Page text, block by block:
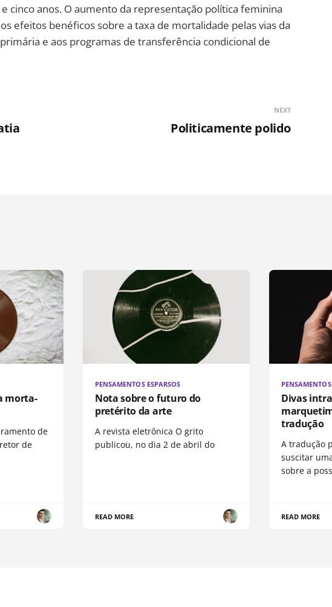
cinco anos. O aumento da representação política feminina
efeitos benéficos sobre a taxa de mortalidade pelas vias da
e aos programas de transferência condicional de
NEXT
Politicamente polido
morta-
de
de
PENSAMENTOS ESPARSOS
Nota sobre o futuro do
pretérito da arte
A revista eletrônica O grito
publicou, no dia 2 de abril do
READ MORE
Divas
tradução
A tradução
suscitar
sobre a
READ MORE